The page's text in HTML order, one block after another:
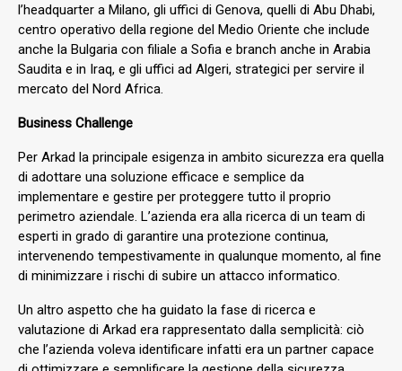
l’headquarter a Milano, gli uffici di Genova, quelli di Abu Dhabi,
centro operativo della regione del Medio Oriente che include
anche la Bulgaria con filiale a Sofia e branch anche in Arabia
Saudita e in Iraq, e gli uffici ad Algeri, strategici per servire il
mercato del Nord Africa.
Business Challenge
Per Arkad la principale esigenza in ambito sicurezza era quella
di adottare una soluzione efficace e semplice da
implementare e gestire per proteggere tutto il proprio
perimetro aziendale. L’azienda era alla ricerca di un team di
esperti in grado di garantire una protezione continua,
intervenendo tempestivamente in qualunque momento, al fine
di minimizzare i rischi di subire un attacco informatico.
Un altro aspetto che ha guidato la fase di ricerca e
valutazione di Arkad era rappresentato dalla semplicità: ciò
che l’azienda voleva identificare infatti era un partner capace